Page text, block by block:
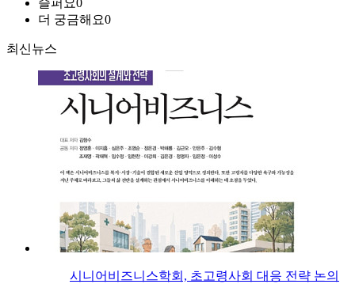
슬퍼요0
더 궁금해요0
최신뉴스
시니어비즈니스학회, 초고령사회 대응 전략 논의